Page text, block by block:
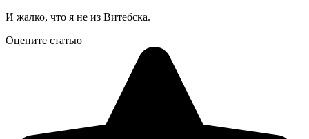
И жалко, что я не из Витебска.
Оцените статью